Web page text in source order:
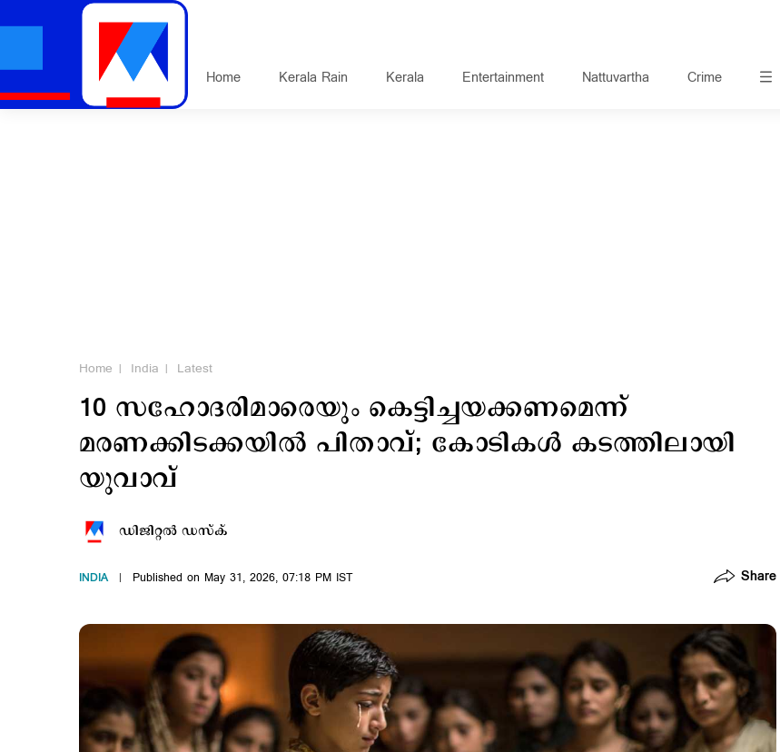
Home Kerala Rain Kerala Entertainment Nattuvartha Crime
Home India Latest
10 സഹോദരിമാരെയും കെട്ടിച്ചയക്കണമെന്ന്
മരണക്കിടക്കയില്‍ പിതാവ്; കോടികള്‍ കടത്തിലായി
യുവാവ്
ഡിജിറ്റല്‍ ഡസ്ക്
INDIA Published on May 31, 2026, 07:18 PM IST Share